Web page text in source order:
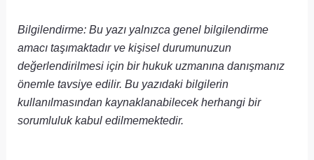
Bilgilendirme: Bu yazı yalnızca genel bilgilendirme
amacı taşımaktadır ve kişisel durumunuzun
değerlendirilmesi için bir hukuk uzmanına danışmanız
önemle tavsiye edilir. Bu yazıdaki bilgilerin
kullanılmasından kaynaklanabilecek herhangi bir
sorumluluk kabul edilmemektedir.